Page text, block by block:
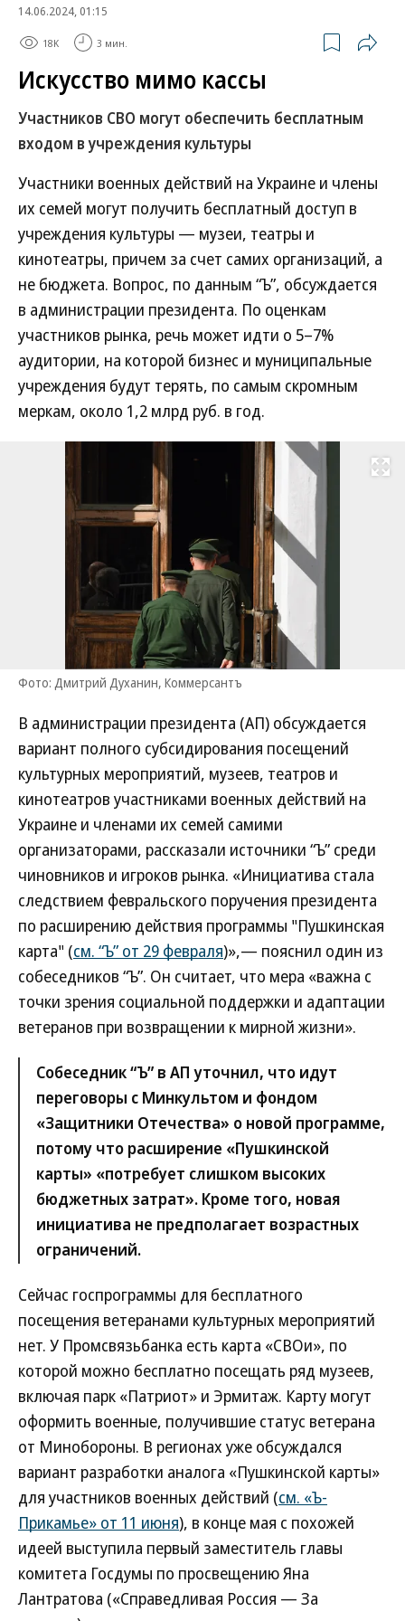
14.06.2024, 01:15
18K 3 мин.
Искусство мимо кассы
Участников СВО могут обеспечить бесплатным
входом в учреждения культуры
Участники военных действий на Украине и члены
их семей могут получить бесплатный доступ в
учреждения культуры — музеи, театры и
кинотеатры, причем за счет самих организаций, а
не бюджета. Вопрос, по данным “Ъ”, обсуждается
в администрации президента. По оценкам
участников рынка, речь может идти о 5–7%
аудитории, на которой бизнес и муниципальные
учреждения будут терять, по самым скромным
меркам, около 1,2 млрд руб. в год.
Развернуть
Фото: Дмитрий Духанин, Коммерсантъ
В администрации президента (АП) обсуждается
вариант полного субсидирования посещений
культурных мероприятий, музеев, театров и
кинотеатров участниками военных действий на
Украине и членами их семей самими
организаторами, рассказали источники “Ъ” среди
чиновников и игроков рынка. «Инициатива стала
следствием февральского поручения президента
по расширению действия программы "Пушкинская
карта" (см. “Ъ” от 29 февраля)»,— пояснил один из
собеседников “Ъ”. Он считает, что мера «важна с
точки зрения социальной поддержки и адаптации
ветеранов при возвращении к мирной жизни».
Собеседник “Ъ” в АП уточнил, что идут
переговоры с Минкультом и фондом
«Защитники Отечества» о новой программе,
потому что расширение «Пушкинской
карты» «потребует слишком высоких
бюджетных затрат». Кроме того, новая
инициатива не предполагает возрастных
ограничений.
Сейчас госпрограммы для бесплатного
посещения ветеранами культурных мероприятий
нет. У Промсвязьбанка есть карта «СВОи», по
которой можно бесплатно посещать ряд музеев,
включая парк «Патриот» и Эрмитаж. Карту могут
оформить военные, получившие статус ветерана
от Минобороны. В регионах уже обсуждался
вариант разработки аналога «Пушкинской карты»
для участников военных действий (см. «Ъ-
Прикамье» от 11 июня), в конце мая с похожей
идеей выступила первый заместитель главы
комитета Госдумы по просвещению Яна
Лантратова («Справедливая Россия — За